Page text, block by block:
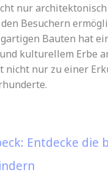
nur
Besuchern
Bauten hat
kulturellem Erbe
nicht nur zu einer
Entdecke die